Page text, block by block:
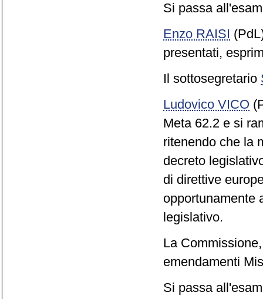
Si passa
Enzo RAISI
presentati,
Il sottosegretario
Ludovico VICO
Meta 62.2 e si
ritenendo che la
decreto
di direttive
opportunamente
legislativo.
La
emendamenti
Si passa